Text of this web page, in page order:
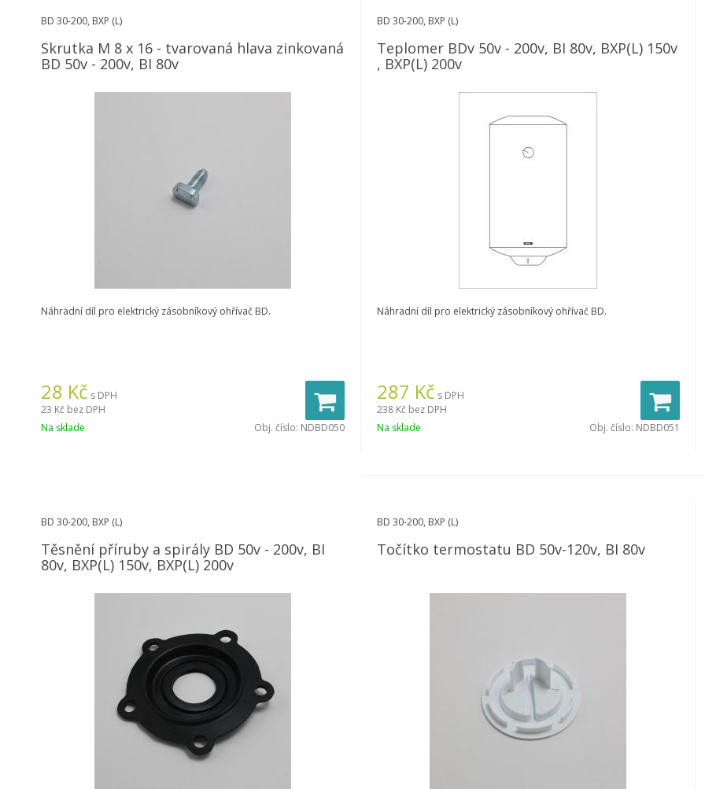
BD 30-200, BXP (L)
Skrutka M 8 x 16 - tvarovaná hlava zinkovaná
BD 50v - 200v, BI 80v
Náhradní díl pro elektrický zásobníkový ohřívač BD.
28 Kč s DPH
23 Kč bez DPH
Na sklade
Obj. číslo: NDBD050
BD 30-200, BXP (L)
Teplomer BDv 50v - 200v, BI 80v, BXP(L) 150v
, BXP(L) 200v
Náhradní díl pro elektrický zásobníkový ohřívač BD.
287 Kč s DPH
238 Kč bez DPH
Na sklade
Obj. číslo: NDBD051
BD 30-200, BXP (L)
Těsnění příruby a spirály BD 50v - 200v, BI
80v, BXP(L) 150v, BXP(L) 200v
BD 30-200, BXP (L)
Točítko termostatu BD 50v-120v, BI 80v